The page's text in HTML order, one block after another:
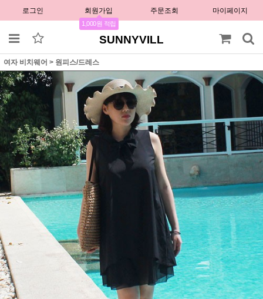
로그인 회원가입
1,000원 적립
주문조회 마이페이지
SUNNYVILL
여자 비치웨어 > 원피스/드레스